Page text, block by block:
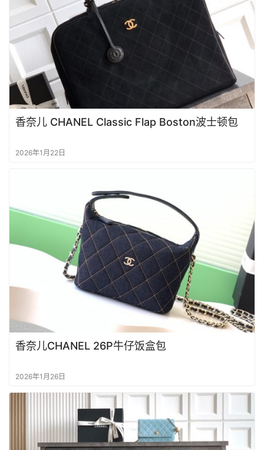
香奈儿 CHANEL Classic Flap Boston波士顿包
2026年1月22日
香奈儿CHANEL 26P牛仔饭盒包
2026年1月26日